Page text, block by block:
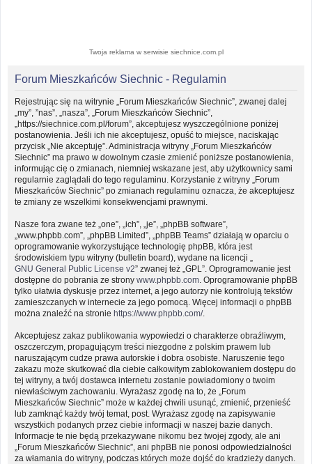
Twoja reklama w serwisie siechnice.com.pl
Forum Mieszkańców Siechnic - Regulamin
Rejestrując się na witrynie „Forum Mieszkańców Siechnic”, zwanej dalej
„my”, ”nas”, „nasza”, „Forum Mieszkańców Siechnic”,
„https://siechnice.com.pl/forum”, akceptujesz wyszczególnione poniżej
postanowienia. Jeśli ich nie akceptujesz, opuść to miejsce, naciskając
przycisk „Nie akceptuję”. Administracja witryny „Forum Mieszkańców
Siechnic” ma prawo w dowolnym czasie zmienić poniższe postanowienia,
informując cię o zmianach, niemniej wskazane jest, aby użytkownicy sami
regularnie zaglądali do tego regulaminu. Korzystanie z witryny „Forum
Mieszkańców Siechnic” po zmianach regulaminu oznacza, że akceptujesz
te zmiany ze wszelkimi konsekwencjami prawnymi.
Nasze fora zwane też „one”, „ich”, „je”, „phpBB software”,
„www.phpbb.com”, „phpBB Limited”, „phpBB Teams” działają w oparciu o
oprogramowanie wykorzystujące technologię phpBB, która jest
środowiskiem typu witryny (bulletin board), wydane na licencji „
GNU General Public License v2” zwanej też „GPL”. Oprogramowanie jest
dostępne do pobrania ze strony www.phpbb.com . Oprogramowanie phpBB
tylko ułatwia dyskusje przez internet, a jego autorzy nie kontrolują tekstów
zamieszczanych w internecie za jego pomocą. Więcej informacji o phpBB
można znaleźć na stronie https://www.phpbb.com/.
Akceptujesz zakaz publikowania wypowiedzi o charakterze obraźliwym,
oszczerczym, propagującym treści niezgodne z polskim prawem lub
naruszającym cudze prawa autorskie i dobra osobiste. Naruszenie tego
zakazu może skutkować dla ciebie całkowitym zablokowaniem dostępu do
tej witryny, a twój dostawca internetu zostanie powiadomiony o twoim
niewłaściwym zachowaniu. Wyrażasz zgodę na to, że „Forum
Mieszkańców Siechnic” może w każdej chwili usunąć, zmienić, przenieść
lub zamknąć każdy twój temat, post. Wyrażasz zgodę na zapisywanie
wszystkich podanych przez ciebie informacji w naszej bazie danych.
Informacje te nie będą przekazywane nikomu bez twojej zgody, ale ani
„Forum Mieszkańców Siechnic”, ani phpBB nie ponosi odpowiedzialności
za włamania do witryny, podczas których może dojść do kradzieży danych.